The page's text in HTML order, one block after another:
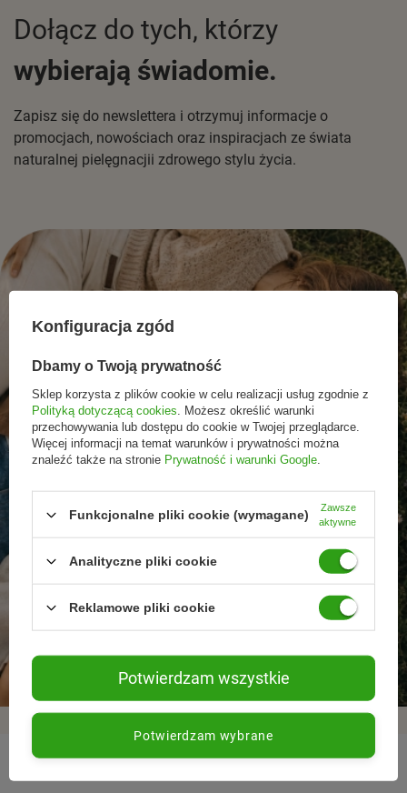
Dołącz do tych, którzy
wybierają świadomie.
Zapisz się do newslettera i otrzymuj informacje o
promocjach, nowościach oraz inspiracjach ze świata
naturalnej pielęgnacjii zdrowego stylu życia.
subskrybentów
premierą
Rezygnacja w każdej
chwili
Konfiguracja zgód
Dbamy o Twoją prywatność
Sklep korzysta z plików cookie w celu realizacji usług zgodnie z
Polityką dotyczącą cookies . Możesz określić warunki
przechowywania lub dostępu do cookie w Twojej przeglądarce.
Więcej informacji na temat warunków i prywatności można
znaleźć także na stronie Prywatność i warunki Google
Funkcjonalne pliki cookie (wymagane)
Zawsze
aktywne
Analityczne pliki cookie
Reklamowe pliki cookie
Potwierdzam wybrane
Potwierdzam wszystkie